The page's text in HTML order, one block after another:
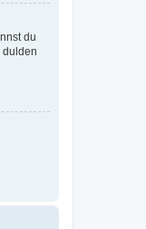
du
dulden